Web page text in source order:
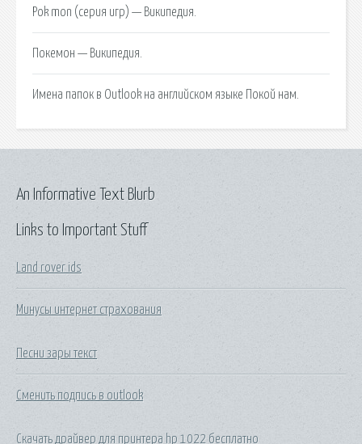
Pok mon (серия игр) — Википедия.
Покемон — Википедия.
Имена папок в Outlook на английском языке Покой нам.
Links to Important Stuff
Land rover ids
Минусы интернет страхования
Песни зары текст
Сменить подпись в outlook
Скачать драйвер для принтера hp 1022 бесплатно
An Informative Text Blurb